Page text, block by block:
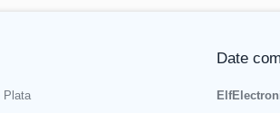
Plata
Date